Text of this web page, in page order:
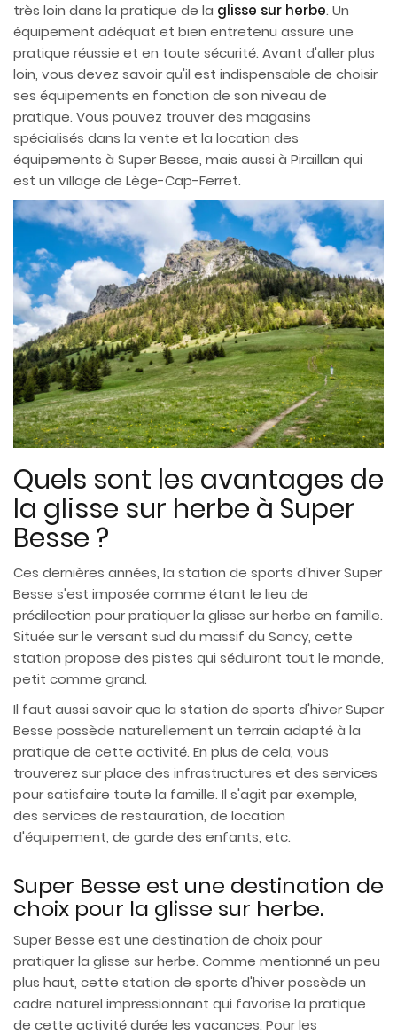
très loin dans la pratique de la glisse sur herbe. Un
équipement adéquat et bien entretenu assure une
pratique réussie et en toute sécurité. Avant d'aller plus
loin, vous devez savoir qu'il est indispensable de choisir
ses équipements en fonction de son niveau de
pratique. Vous pouvez trouver des magasins
spécialisés dans la vente et la location des
équipements à Super Besse, mais aussi à Piraillan qui
est un village de Lège-Cap-Ferret.
Quels sont les avantages de
la glisse sur herbe à Super
Besse ?
Ces dernières années, la station de sports d'hiver Super
Besse s'est imposée comme étant le lieu de
prédilection pour pratiquer la glisse sur herbe en famille.
Située sur le versant sud du massif du Sancy, cette
station propose des pistes qui séduiront tout le monde,
petit comme grand.
Il faut aussi savoir que la station de sports d'hiver Super
Besse possède naturellement un terrain adapté à la
pratique de cette activité. En plus de cela, vous
trouverez sur place des infrastructures et des services
pour satisfaire toute la famille. Il s'agit par exemple,
des services de restauration, de location
d'équipement, de garde des enfants, etc.
Super Besse est une destination de
choix pour la glisse sur herbe.
Super Besse est une destination de choix pour
pratiquer la glisse sur herbe. Comme mentionné un peu
plus haut, cette station de sports d'hiver possède un
cadre naturel impressionnant qui favorise la pratique
de cette activité durée les vacances. Pour les